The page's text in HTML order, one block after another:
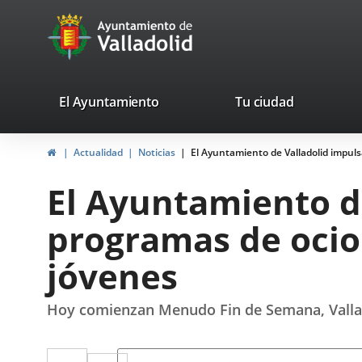
Portal
Web
Ayuntamiento
de
valladolid.es
El Ayuntamiento Tu ciudad
InicioActualidad Noticias El Ayuntamiento de Valladolid
El Ayuntamiento
programas de
jóvenes
Hoy comienzan Menudo Fin de Semana,